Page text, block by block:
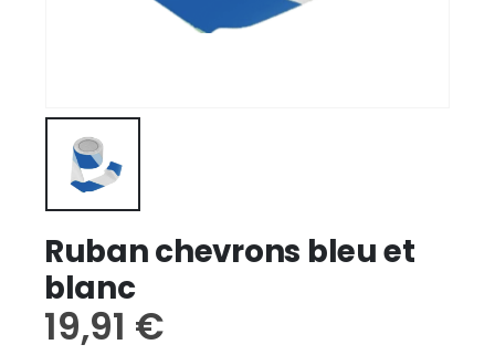
Ruban chevrons bleu et
blanc
19,91 €